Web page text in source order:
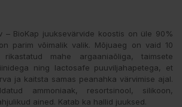
– BioKap juuksevärvide koostis on üle 90%
parim võimalik valik. Mõjuaeg on vaid 10
mahe argaaniaõliga, taimsete
ning lactosafe puuviljahapetega, et
ja kaitsta samas peanahka värvimise ajal.
ammoniaak, resortsinool, silikoon,
ained. Katab ka hallid juuksed.